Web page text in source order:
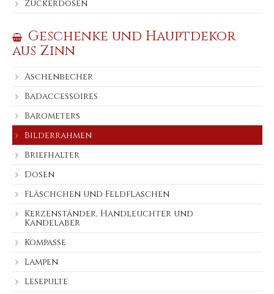
Zuckerdosen
Geschenke und Hauptdekor
aus Zinn
Aschenbecher
Badaccessoires
Barometers
Bilderrahmen
Briefhalter
Dosen
Fläschchen und Feldflaschen
Kerzenständer, Handleuchter und
Kandelaber
Kompasse
Lampen
Lesepulte